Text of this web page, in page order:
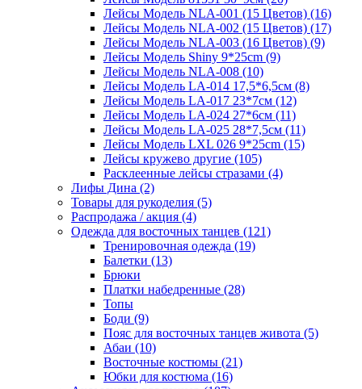
Лейсы Модель NLA-001 (15 Цветов) (16)
Лейсы Модель NLA-002 (15 Цветов) (17)
Лейсы Модель NLA-003 (16 Цветов) (9)
Лейсы Модель Shiny 9*25cm (9)
Лейсы Модель NLA-008 (10)
Лейсы Модель LA-014 17,5*6,5см (8)
Лейсы Модель LA-017 23*7см (12)
Лейсы Модель LA-024 27*6см (11)
Лейсы Модель LA-025 28*7,5см (11)
Лейсы Модель LXL 026 9*25cm (15)
Лейсы кружево другие (105)
Расклеенные лейсы стразами (4)
Лифы Дина (2)
Товары для рукоделия (5)
Распродажа / акция (4)
Одежда для восточных танцев (121)
Тренировочная одежда (19)
Балетки (13)
Брюки
Платки набедренные (28)
Топы
Боди (9)
Пояс для восточных танцев живота (5)
Абаи (10)
Восточные костюмы (21)
Юбки для костюма (16)